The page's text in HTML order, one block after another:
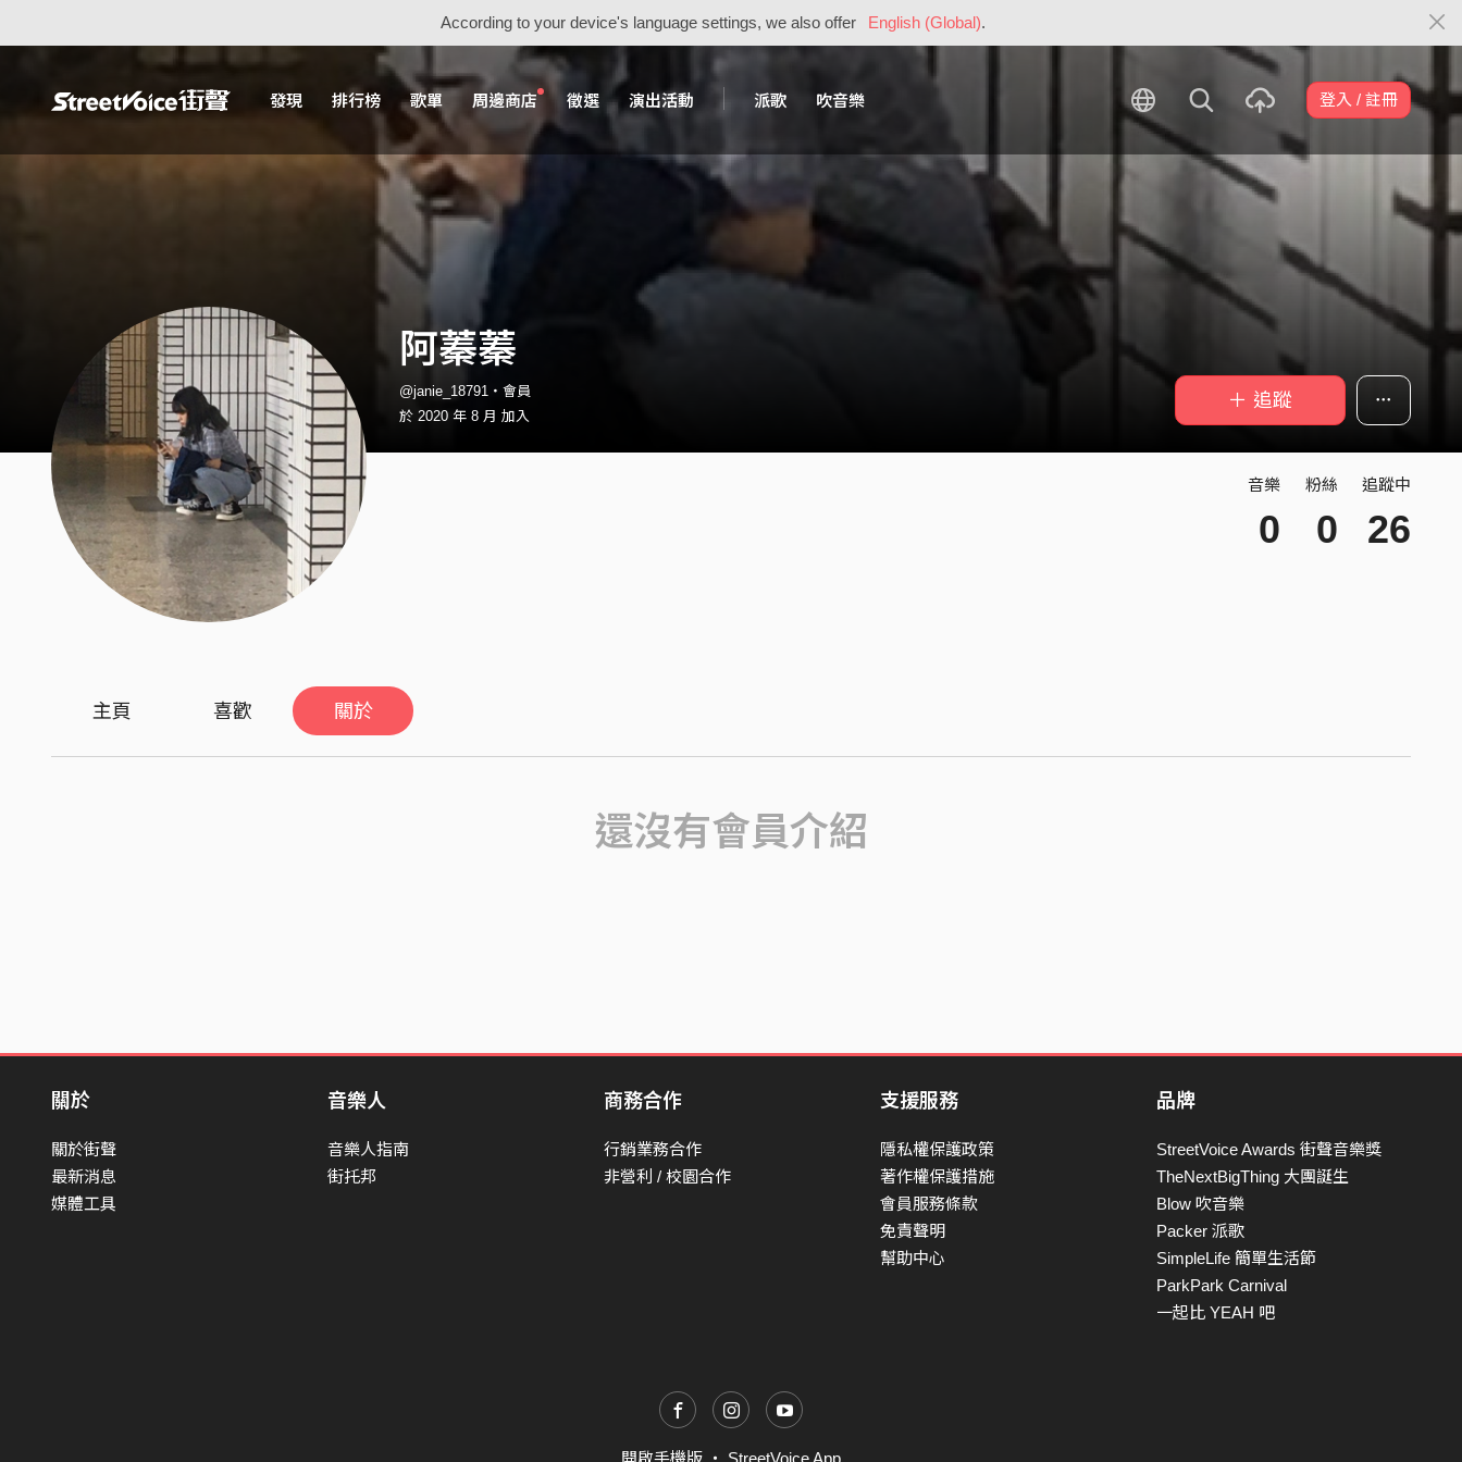
According to your device's language settings, we also offer English (Global).
發現 排行榜 歌單 周邊商店 徵選 演出活動 派歌 吹音樂 登入 / 註冊
阿蓁蓁
@janie_18791・會員
於 2020 年 8 月 加入
＋ 追蹤
音樂
0
粉絲
0
追蹤中
26
主頁 喜歡 關於
還沒有會員介紹
關於
關於街聲
最新消息
媒體工具
音樂人
音樂人指南
街托邦
商務合作
行銷業務合作
非營利 / 校園合作
支援服務
隱私權保護政策
著作權保護措施
會員服務條款
免責聲明
幫助中心
品牌
StreetVoice Awards 街聲音樂獎
TheNextBigThing 大團誕生
Blow 吹音樂
Packer 派歌
SimpleLife 簡單生活節
ParkPark Carnival
一起比 YEAH 吧
開啟手機版 ・ StreetVoice App